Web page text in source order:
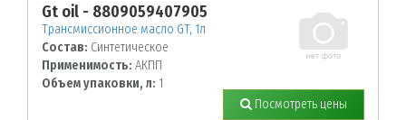
Gt oil - 8809059407905
Трансмиссионное масло GT, 1л
Состав: Синтетическое
Применимость: АКПП
Объем упаковки, л: 1
Посмотреть цены